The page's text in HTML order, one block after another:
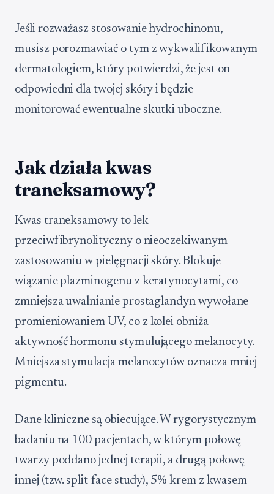
Jeśli rozważasz stosowanie hydrochinonu,
musisz porozmawiać o tym z wykwalifikowanym
dermatologiem, który potwierdzi, że jest on
odpowiedni dla twojej skóry i będzie
monitorować ewentualne skutki uboczne.
Jak działa kwas
traneksamowy?
Kwas traneksamowy to lek
przeciwfibrynolityczny o nieoczekiwanym
zastosowaniu w pielęgnacji skóry. Blokuje
wiązanie plazminogenu z keratynocytami, co
zmniejsza uwalnianie prostaglandyn wywołane
promieniowaniem UV, co z kolei obniża
aktywność hormonu stymulującego melanocyty.
Mniejsza stymulacja melanocytów oznacza mniej
pigmentu.
Dane kliniczne są obiecujące. W rygorystycznym
badaniu na 100 pacjentach, w którym połowę
twarzy poddano jednej terapii, a drugą połowę
innej (tzw. split-face study), 5% krem z kwasem